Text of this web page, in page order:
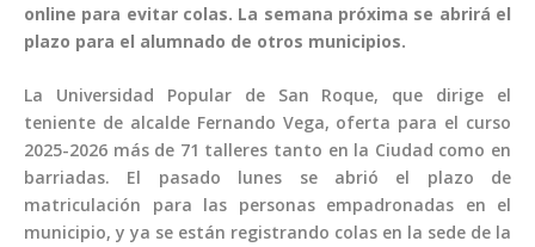
online para evitar colas. La semana próxima se abrirá el
plazo para el alumnado de otros municipios.
La Universidad Popular de San Roque, que dirige el
teniente de alcalde Fernando Vega, oferta para el curso
2025-2026 más de 71 talleres tanto en la Ciudad como en
barriadas. El pasado lunes se abrió el plazo de
matriculación para las personas empadronadas en el
municipio, y ya se están registrando colas en la sede de la